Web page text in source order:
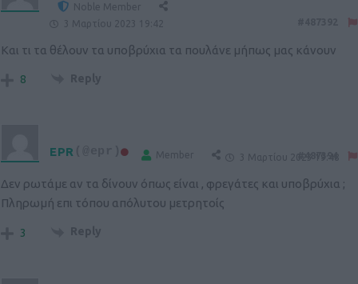
Noble Member
3 Μαρτίου 2023 19:42
Και τι τα θέλουν τα υποβρύχια τα πουλάνε μήπως μας κάνουν
8 Reply
EPR (@epr) Member 3 Μαρτίου 2023 19:48
Δεν ρωτάμε αν τα δίνουν όπως είναι , φρεγάτες και υποβρύχια ;
Πληρωμή επι τόπου απόλυτου μετρητοίς
3 Reply